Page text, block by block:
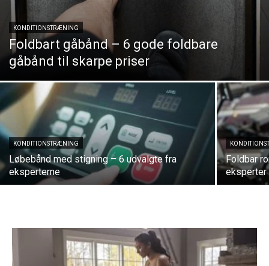
KONDITIONSTRÆNING
Foldbart gåbånd – 6 gode foldbare
gåbånd til skarpe priser
KONDITIONSTRÆNING
Løbebånd med stigning – 6 udvalgte fra
eksperterne
Foldbar
eksperter